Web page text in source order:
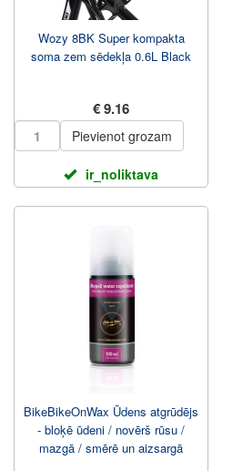
Wozy 8BK Super kompakta
soma zem sēdekļa 0.6L Black
€ 9.16
Pievienot grozam
ir_noliktava
BikeBikeOnWax Ūdens atgrūdējs
- bloķē ūdeni / novērš rūsu /
mazgā / smērē un aizsargā